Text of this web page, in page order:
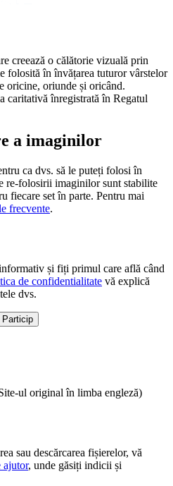
creează o călătorie vizuală prin
folosită în învățarea tuturor vârstelor
oricine, oriunde și oricând.
caritativă înregistrată în Regatul
a imaginilor
ca dvs. să le puteți folosi în
re-folosirii imaginilor sunt stabilite
fiecare set în parte. Pentru mai
frecvente.
și fiți primul care află când
de confidentialitate vă explică
dvs.
ul original în limba engleză)
sau descărcarea fișierelor, vă
ajutor, unde găsiți indicii și